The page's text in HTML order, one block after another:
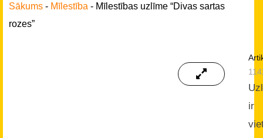
Sākums - Mīlestība - Mīlestības uzlīme “Divas sartas
rozes”
ir